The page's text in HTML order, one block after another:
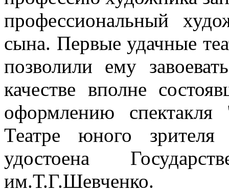
профессиональный
сына. Первые удачные
позволили ему
качестве вполне
оформлению
Театре юного
удостоена
им.Т.Г.Шевченко.